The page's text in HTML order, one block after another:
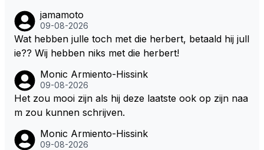
door die 1 liter te verhogen naar bijv. 5 liter en dan di
e ronden achter SC niet mee te tellen. Na x ronden
SC moet er na afloop niet nog 5 maar x liter inzitten.
jamamoto
09-08-2026
Wat hebben julle toch met die herbert, betaald hij jull
ie?? Wij hebben niks met die herbert!
Monic Armiento-Hissink
09-08-2026
Het zou mooi zijn als hij deze laatste ook op zijn naa
m zou kunnen schrijven.
Monic Armiento-Hissink
09-08-2026